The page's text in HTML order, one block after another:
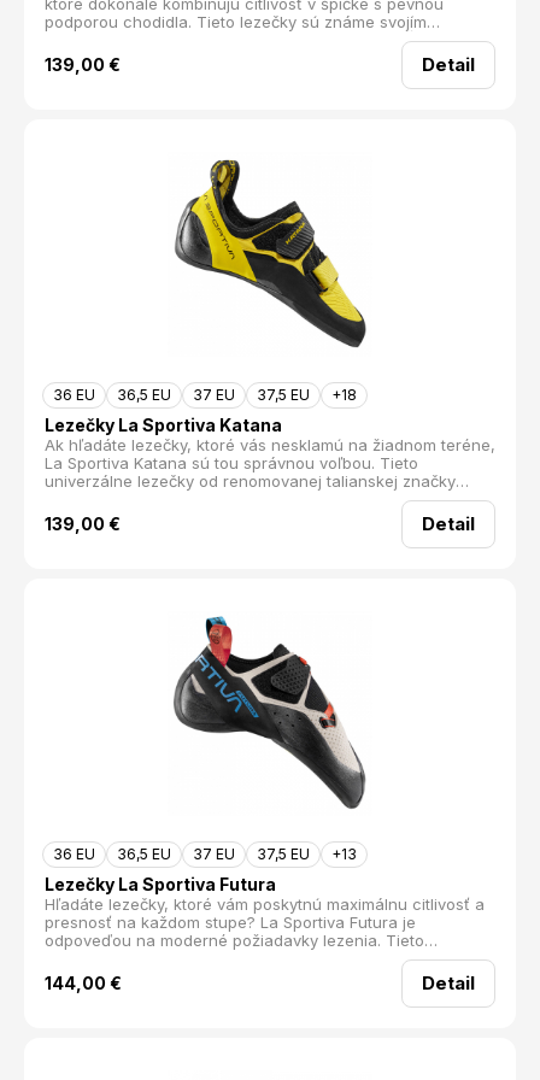
podporou chodidla. Tieto lezečky sú známe svojím
pohodlím, čo z nich robí ideálnu voľbu pre viacdĺžkové
lezenie. Svoju povesť si vydobyli aj medzi nadšencami
pieskovcových trás. Model Katana je na trhu už viac ako
20 rokov, čo svedčí o jeho kvalite a obľúbenosti u lezcov
139,00 € Detail
36 EU 36,5 EU 37 EU 37,5 EU +18
Lezečky La Sportiva Katana
Ak hľadáte lezečky, ktoré vás nesklamú na žiadnom teréne,
La Sportiva Katana sú tou správnou voľbou. Tieto
univerzálne lezečky od renomovanej talianskej značky
ponúkajú dokonalú rovnováhu medzi citlivosťou v špičke a
podporou chodidla na stupoch. Vďaka svojej pohodlnosti
sú ideálne pre vícedĺžkové lezenie a svoje miesto si našli aj
139,00 € Detail
36 EU 36,5 EU 37 EU 37,5 EU +13
Lezečky La Sportiva Futura
Hľadáte lezečky, ktoré vám poskytnú maximálnu citlivosť a
presnosť na každom stupe? La Sportiva Futura je
odpoveďou na moderné požiadavky lezenia. Tieto
všestranné lezečky s technológiou No-Edge® sú navrhnuté
tak, aby vám umožnili prekonať aj tie najnáročnejšie steny
s ľahkosťou a istotou.
144,00 € Detail